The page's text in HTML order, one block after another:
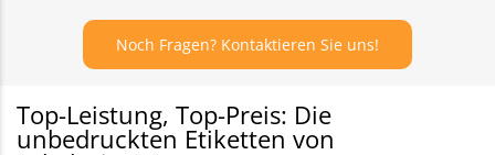
Noch Fragen? Kontaktieren Sie uns!
Top-Leistung, Top-Preis: Die
unbedruckten Etiketten von